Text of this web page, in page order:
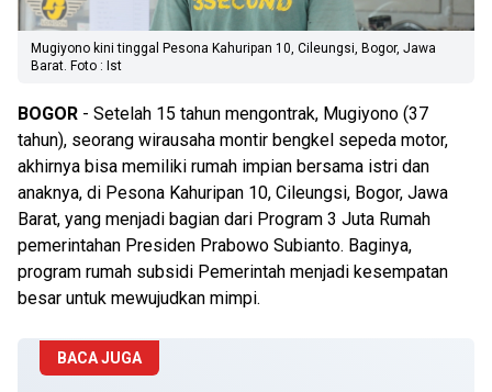
Mugiyono kini tinggal Pesona Kahuripan 10, Cileungsi, Bogor, Jawa
Barat. Foto : Ist
BOGOR - Setelah 15 tahun mengontrak, Mugiyono (37
tahun), seorang wirausaha montir bengkel sepeda motor,
akhirnya bisa memiliki rumah impian bersama istri dan
anaknya, di Pesona Kahuripan 10, Cileungsi, Bogor, Jawa
Barat, yang menjadi bagian dari Program 3 Juta Rumah
pemerintahan Presiden Prabowo Subianto. Baginya,
program rumah subsidi Pemerintah menjadi kesempatan
besar untuk mewujudkan mimpi.
BACA JUGA